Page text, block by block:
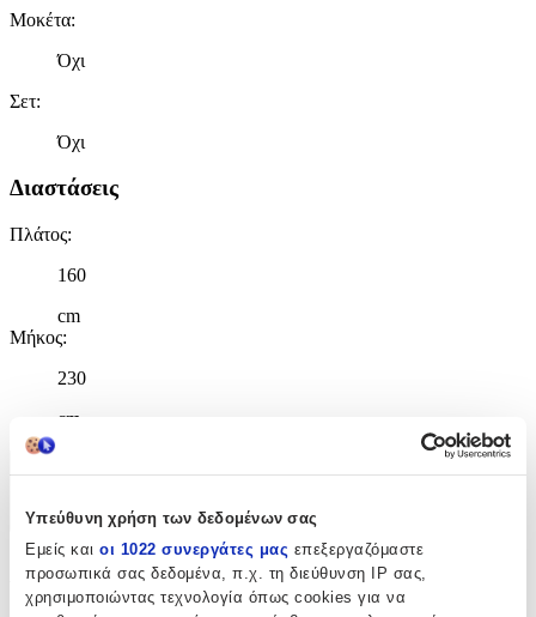
Υπεύθυνη χρήση των δεδομένων σας
Εμείς και οι 1022 συνεργάτες μας επεξεργαζόμαστε
προσωπικά σας δεδομένα, π.χ. τη διεύθυνση IP σας,
χρησιμοποιώντας τεχνολογία όπως cookies για να
Μοκέτα:
Όχι
Σετ:
Όχι
Διαστάσεις
Πλάτος:
160
cm
Μήκος:
230
cm
Χαρακτηριστικά
+
Χαρακτηριστικά